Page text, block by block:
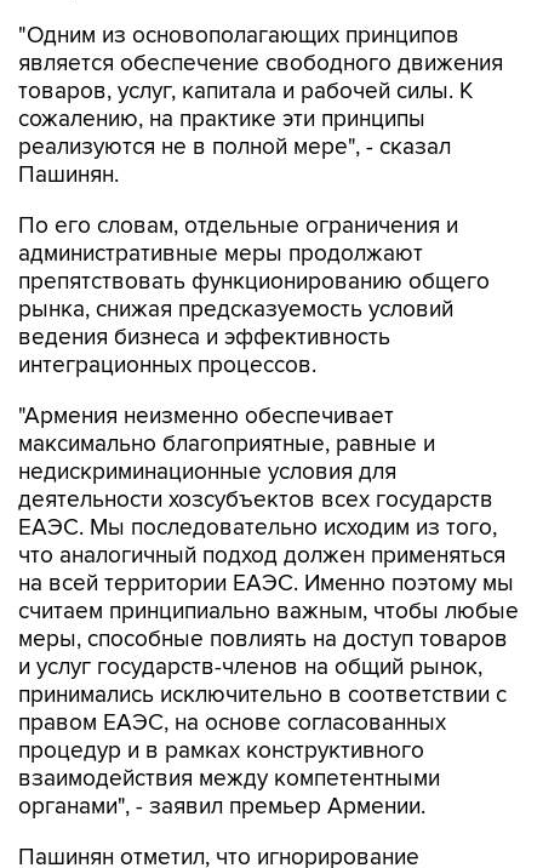
"Одним из основополагающих принципов
является обеспечение свободного движения
товаров, услуг, капитала и рабочей силы. К
сожалению, на практике эти принципы
реализуются не в полной мере", - сказал
Пашинян.
По его словам, отдельные ограничения и
административные меры продолжают
препятствовать функционированию общего
рынка, снижая предсказуемость условий
ведения бизнеса и эффективность
интеграционных процессов.
"Армения неизменно обеспечивает
максимально благоприятные, равные и
недискриминационные условия для
деятельности хозсубъектов всех государств
ЕАЭС. Мы последовательно исходим из того,
что аналогичный подход должен применяться
на всей территории ЕАЭС. Именно поэтому мы
считаем принципиально важным, чтобы любые
меры, способные повлиять на доступ товаров
и услуг государств-членов на общий рынок,
принимались исключительно в соответствии с
правом ЕАЭС, на основе согласованных
процедур и в рамках конструктивного
взаимодействия между компетентными
органами", - заявил премьер Армении.
Пашинян отметил, что игнорирование